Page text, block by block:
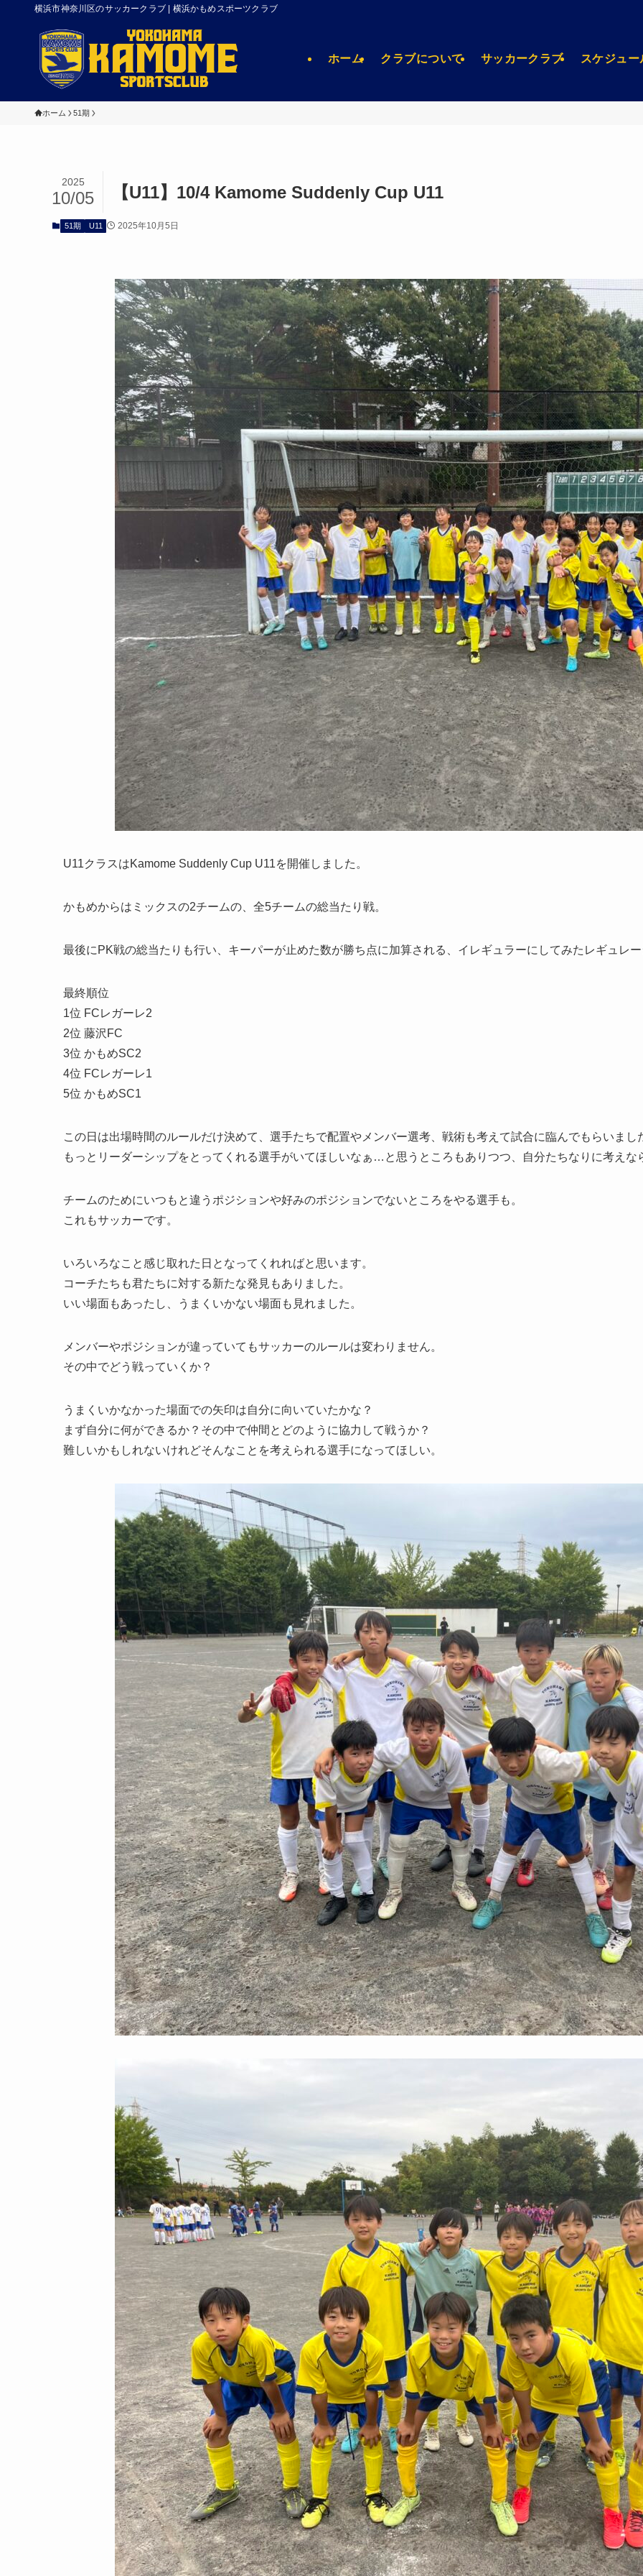
横浜市神奈川区のサッカークラブ | 横浜かもめスポーツクラブ
ホーム クラブについて サッカークラブ スケジュー
ホーム 51期
【U11】10/4 Kamome Suddenly Cup U11
2025
10/05
51期 U11 2025年10月5日
U11クラスはKamome Suddenly Cup U11を開催しました。
かもめからはミックスの2チームの、全5チームの総当たり戦。
最後にPK戦の総当たりも行い、キーパーが止めた数が勝ち点に加算される、イレギュラーにしてみたレギュレー
最終順位
1位 FCレガーレ2
2位 藤沢FC
3位 かもめSC2
4位 FCレガーレ1
5位 かもめSC1
この日は出場時間のルールだけ決めて、選手たちで配置やメンバー選考、戦術も考えて試合に臨んでもらいまし
もっとリーダーシップをとってくれる選手がいてほしいなぁ…と思うところもありつつ、自分たちなりに考えな
チームのためにいつもと違うポジションや好みのポジションでないところをやる選手も。
これもサッカーです。
いろいろなこと感じ取れた日となってくれればと思います。
コーチたちも君たちに対する新たな発見もありました。
いい場面もあったし、うまくいかない場面も見れました。
メンバーやポジションが違っていてもサッカーのルールは変わりません。
その中でどう戦っていくか？
うまくいかなかった場面での矢印は自分に向いていたかな？
まず自分に何ができるか？その中で仲間とどのように協力して戦うか？
難しいかもしれないけれどそんなことを考えられる選手になってほしい。